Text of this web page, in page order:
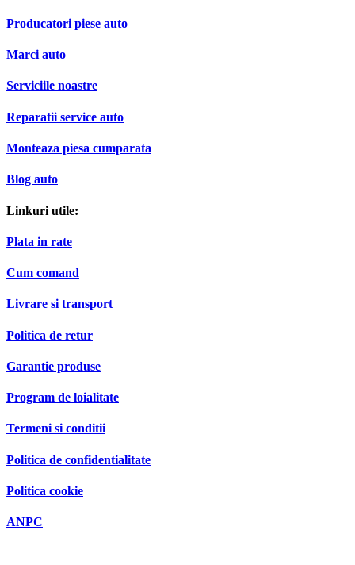
Producatori piese auto
Marci auto
Serviciile noastre
Reparatii service auto
Monteaza piesa cumparata
Blog auto
Linkuri utile:
Plata in rate
Cum comand
Livrare si transport
Politica de retur
Garantie produse
Program de loialitate
Termeni si conditii
Politica de confidentialitate
Politica cookie
ANPC